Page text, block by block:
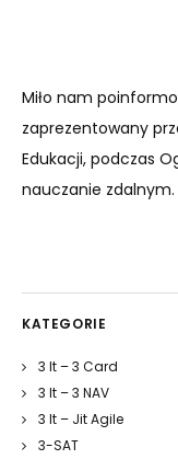
Miło nam
zaprezentowany
Edukacji, podczas
nauczanie zdalnym.
KATEGORIE
3 It – 3 Card
3 It – 3 NAV
3 It – Jit Agile
3-SAT